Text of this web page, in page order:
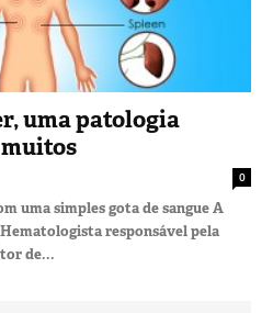
uma patologia
0
uma simples gota de sangue A
responsável pela
de...